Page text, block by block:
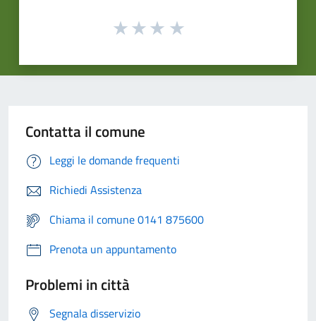
Contatta il comune
Leggi le domande frequenti
Richiedi Assistenza
Chiama il comune 0141 875600
Prenota un appuntamento
Problemi in città
Segnala disservizio